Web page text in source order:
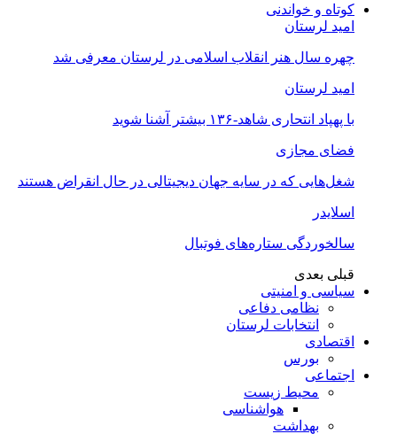
کوتاه و خواندنی
امید لرستان
چهره سال هنر انقلاب اسلامی در لرستان معرفی شد
امید لرستان
با پهپاد انتحاری شاهد-۱۳۶ بیشتر آشنا شوید
فضای مجازی
شغل‌‌هایی که در سایه جهان دیجیتالی در حال انقراض هستند
اسلایدر
سالخوردگی ستاره‌های فوتبال
قبلی بعدی
سیاسی و امنیتی
نظامی دفاعی
انتخابات لرستان
اقتصادی
بورس
اجتماعی
محیط زیست
هواشناسی
بهداشت